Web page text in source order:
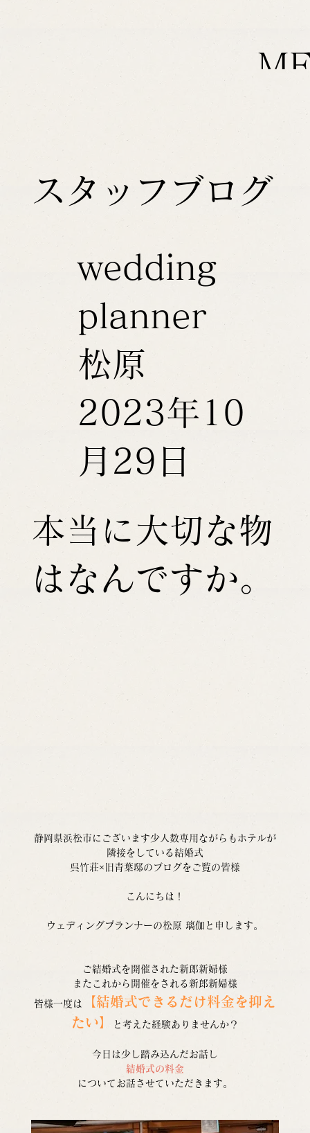
スタッフブログ
本当に大切な物
はなんですか。
wedding
planner
松原
2023年10
月29日
静岡県浜松市にございます少人数専用ながらもホテルが
隣接をしている結婚式
呉竹荘×旧青葉邸のブログをご覧の皆様
こんにちは！
ウェディングプランナーの松原 璃伽と申します。
ご結婚式を開催された新郎新婦様
またこれから開催をされる新郎新婦様
皆様一度は
【結婚式できるだけ料金を抑え
たい】
と考えた経験ありませんか？
今日は少し踏み込んだお話し
結婚式の料金
についてお話させていただきます。